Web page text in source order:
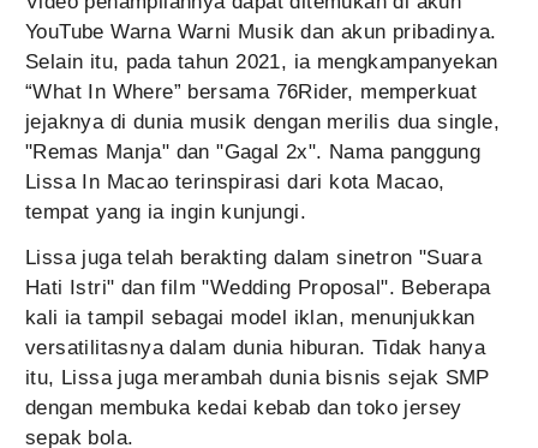
YouTube Warna Warni Musik dan akun pribadinya.
Selain itu, pada tahun 2021, ia mengkampanyekan
“What In Where” bersama 76Rider, memperkuat
jejaknya di dunia musik dengan merilis dua single,
"Remas Manja" dan "Gagal 2x". Nama panggung
Lissa In Macao terinspirasi dari kota Macao,
tempat yang ia ingin kunjungi.
Lissa juga telah berakting dalam sinetron "Suara
Hati Istri" dan film "Wedding Proposal". Beberapa
kali ia tampil sebagai model iklan, menunjukkan
versatilitasnya dalam dunia hiburan. Tidak hanya
itu, Lissa juga merambah dunia bisnis sejak SMP
dengan membuka kedai kebab dan toko jersey
sepak bola.